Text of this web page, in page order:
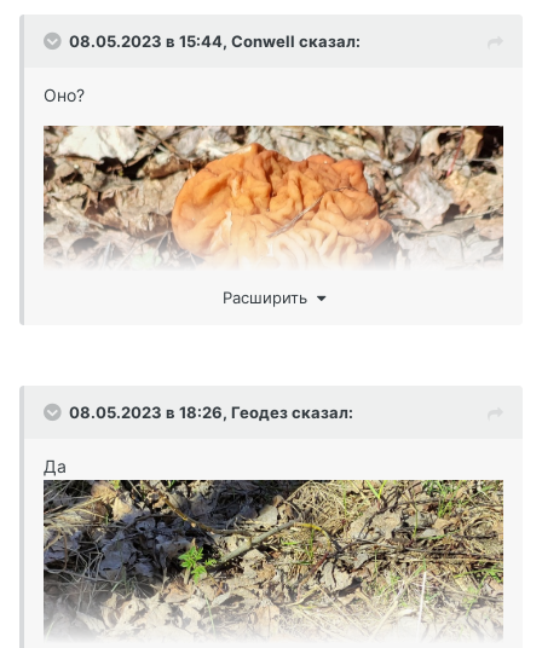
08.05.2023 в 15:44, Conwell сказал:
Оно?
Расширить
08.05.2023 в 18:26, Геодезсказал:
Да